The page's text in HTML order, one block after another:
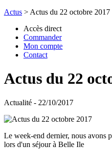
Actus > Actus du 22 octobre 2017
Accès direct
Commander
Mon compte
Contact
Actus du 22
Actualité - 22/10/2017
Le week-end dernier, nous avons
lors d'un séjour à Belle Ile